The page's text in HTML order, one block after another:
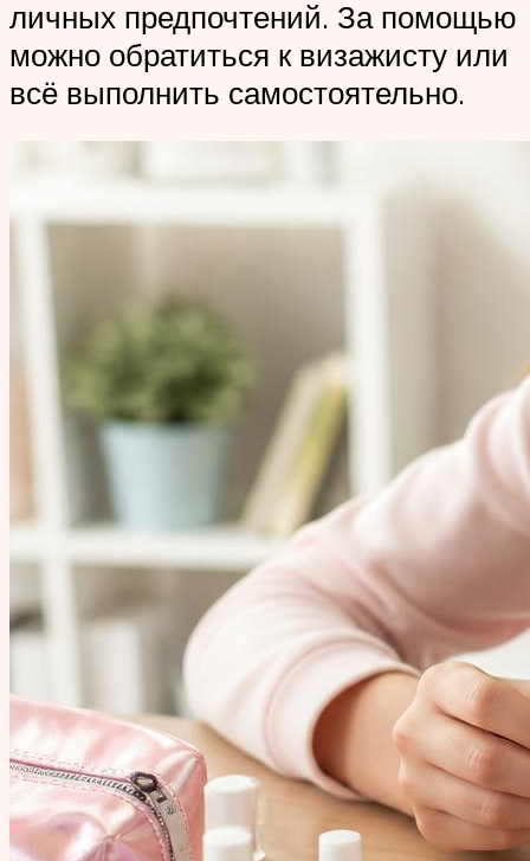
личных предпочтений. За помощью
можно обратиться к визажисту или
всё выполнить самостоятельно.